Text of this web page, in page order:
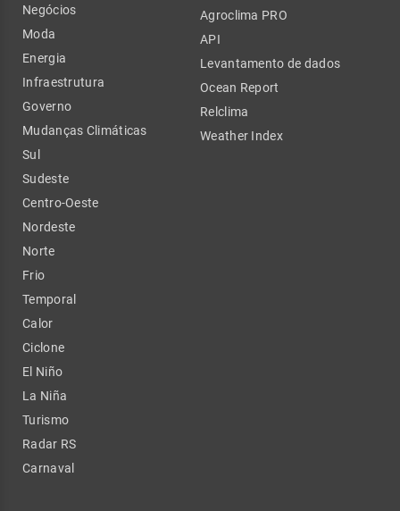
Negócios
Moda
Energia
Infraestrutura
Governo
Mudanças Climáticas
Sul
Sudeste
Centro-Oeste
Nordeste
Norte
Frio
Temporal
Calor
Ciclone
El Niño
La Niña
Turismo
Radar RS
Carnaval
Agroclima PRO
API
Levantamento de dados
Ocean Report
Relclima
Weather Index